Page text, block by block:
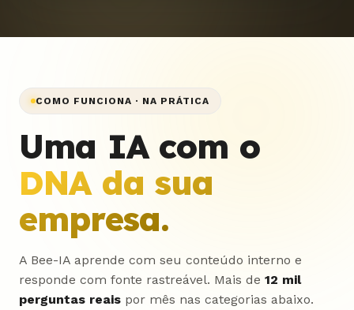
COMO FUNCIONA · NA PRÁTICA
Uma IA com o
DNA da sua
empresa.
A Bee-IA aprende com seu conteúdo interno e
responde com fonte rastreável. Mais de 12 mil
perguntas reais por mês nas categorias abaixo.